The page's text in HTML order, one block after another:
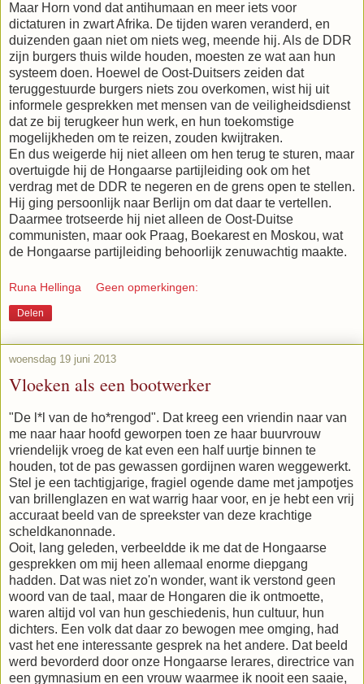
Maar Horn vond dat antihumaan en meer iets voor
dictaturen in zwart Afrika. De tijden waren veranderd, en
duizenden gaan niet om niets weg, meende hij. Als de DDR
zijn burgers thuis wilde houden, moesten ze wat aan hun
systeem doen. Hoewel de Oost-Duitsers zeiden dat
teruggestuurde burgers niets zou overkomen, wist hij uit
informele gesprekken met mensen van de veiligheidsdienst
dat ze bij terugkeer hun werk, en hun toekomstige
mogelijkheden om te reizen, zouden kwijtraken.
En dus weigerde hij niet alleen om hen terug te sturen, maar
overtuigde hij de Hongaarse partijleiding ook om het
verdrag met de DDR te negeren en de grens open te stellen.
Hij ging persoonlijk naar Berlijn om dat daar te vertellen.
Daarmee trotseerde hij niet alleen de Oost-Duitse
communisten, maar ook Praag, Boekarest en Moskou, wat
de Hongaarse partijleiding behoorlijk zenuwachtig maakte.
Runa Hellinga Geen opmerkingen:
Delen
woensdag 19 juni 2013
Vloeken als een bootwerker
"De l*l van de ho*rengod". Dat kreeg een vriendin naar van
me naar haar hoofd geworpen toen ze haar buurvrouw
vriendelijk vroeg de kat even een half uurtje binnen te
houden, tot de pas gewassen gordijnen waren weggewerkt.
Stel je een tachtigjarige, fragiel ogende dame met jampotjes
van brillenglazen en wat warrig haar voor, en je hebt een vrij
accuraat beeld van de spreekster van deze krachtige
scheldkanonnade.
Ooit, lang geleden, verbeeldde ik me dat de Hongaarse
gesprekken om mij heen allemaal enorme diepgang
hadden. Dat was niet zo'n wonder, want ik verstond geen
woord van de taal, maar de Hongaren die ik ontmoette,
waren altijd vol van hun geschiedenis, hun cultuur, hun
dichters. Een volk dat daar zo bewogen mee omging, had
vast het ene interessante gesprek na het andere. Dat beeld
werd bevorderd door onze Hongaarse lerares, directrice van
een gymnasium en een vrouw waarmee ik nooit een saaie,